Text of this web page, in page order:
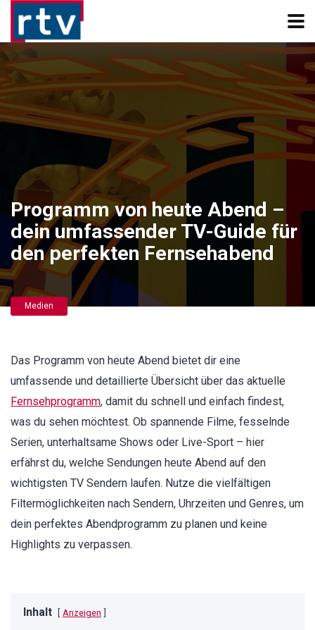
Programm von heute Abend –
dein umfassender TV-Guide für
den perfekten Fernsehabend
Medien
Das Programm von heute Abend bietet dir eine
umfassende und detaillierte Übersicht über das aktuelle
Fernsehprogramm, damit du schnell und einfach findest,
was du sehen möchtest. Ob spannende Filme, fesselnde
Serien, unterhaltsame Shows oder Live-Sport – hier
erfährst du, welche Sendungen heute Abend auf den
wichtigsten TV Sendern laufen. Nutze die vielfältigen
Filtermöglichkeiten nach Sendern, Uhrzeiten und Genres, um
dein perfektes Abendprogramm zu planen und keine
Highlights zu verpassen.
Inhalt Anzeigen